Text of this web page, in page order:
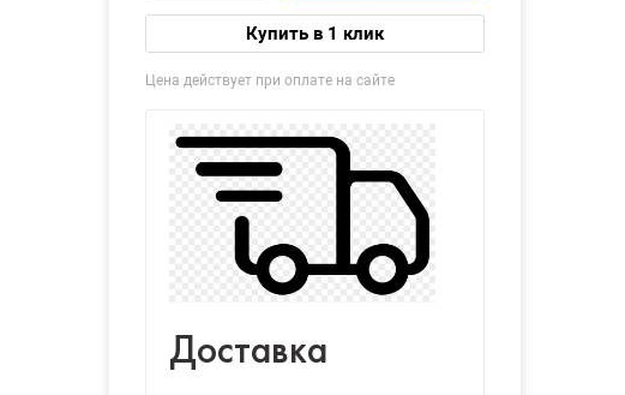
Купить в 1 клик
Цена действует при оплате на сайте
Доставка